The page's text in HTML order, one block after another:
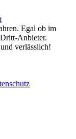
Egal ob im
Anbieter.
verlässlich!